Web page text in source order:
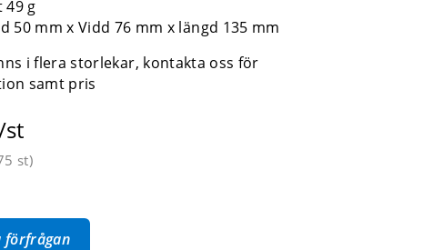
49 g
50 mm x Vidd 76 mm x längd 135 mm
i flera storlekar, kontakta oss för
samt pris
st
st)
förfrågan